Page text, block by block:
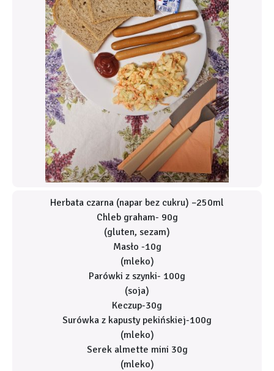
Herbata czarna (napar bez cukru) –250ml
Chleb graham- 90g
(gluten, sezam)
Masło -10g
(mleko)
Parówki z szynki- 100g
(soja)
Keczup-30g
Surówka z kapusty pekińskiej-100g
(mleko)
Serek almette mini 30g
(mleko)